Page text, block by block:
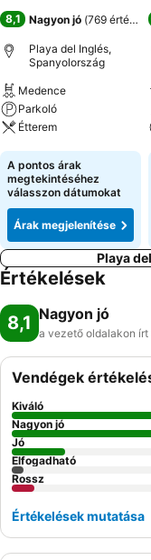
8,1 Nagyon jó (769
Playa del Inglés,
Spanyolország
Medence
Parkoló
Étterem
Árak megjelenítése
A pontos árak
megtekintéséhez
válasszon dátumokat
Árak megjelenítése
Playa
Értékelések
8,1 Nagyon jó
a vezető oldalakon
Vendégek
Kiváló
Nagyon jó
Jó
Elfogadható
Rossz
Értékelések mutatása